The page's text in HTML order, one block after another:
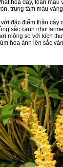
hoa dày, toàn màu
trung tâm màu
đặc điểm thân cây
sắc cạnh như
mỏng so với kích
hoa ánh lên sắc